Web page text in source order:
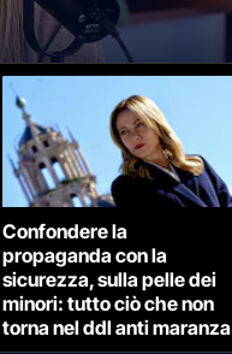
diritti
Nel
consenso
eletta
2012
liberale,
le
Confondere la
propaganda con la
sicurezza, sulla pelle dei
minori: tutto ciò che non
torna nel ddl anti maranza